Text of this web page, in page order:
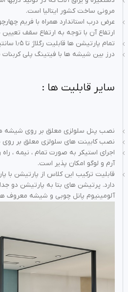
مرونی ساخت کشور ایتالیا است.
ارتفاع آن با توجه به ارتفاع سقف
تمام پارتیشن ها قابلیت رگلاژ تا ۱٫۵ سانتیمتر را دارند .
درز بین شیشه ها با فیتینگ پلی
سایر قابلیت ها :
نصب پنل سلولزی معلق بر روی شیشه
نصب کابینت های سلولزی معلق بر
اجرای استیکر به صورت تمام ، نیمه ، راه
آرم و لوگو امکان پذیر است.
قابلیت ترکیب این کلاس از پارتیشن با
دارد. پرتیشن های بتا به پارتیشن دو
آلومینیوم پانل چوبی و شیشه معروف